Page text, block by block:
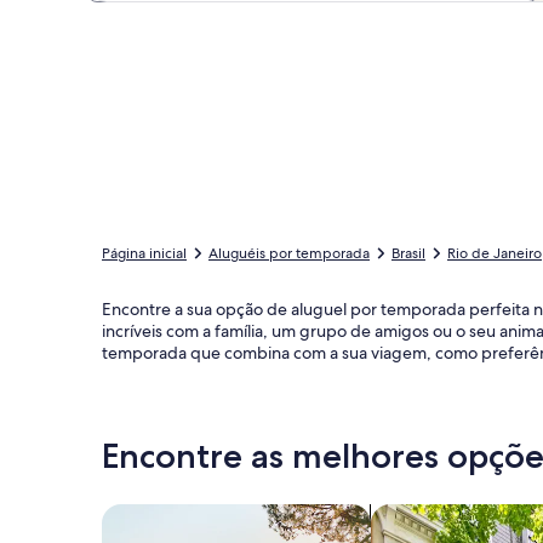
Página inicial Aluguéis por temporada Brasil Rio de Janeiro
Encontre a sua opção de aluguel por temporada perfeita
incríveis com a família, um grupo de amigos ou o seu
temporada que combina com a sua viagem, como
Encontre as melhores
Busque casas Busque